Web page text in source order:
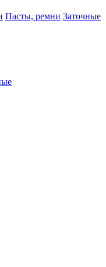
Пасты, ремни Заточные